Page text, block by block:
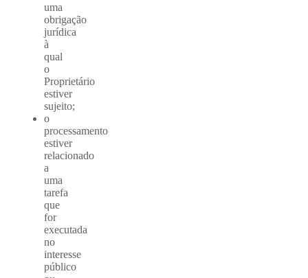
uma
obrigação
jurídica
à
qual
o
Proprietário
estiver
sujeito;
o
processamento
estiver
relacionado
a
uma
tarefa
que
for
executada
no
interesse
público